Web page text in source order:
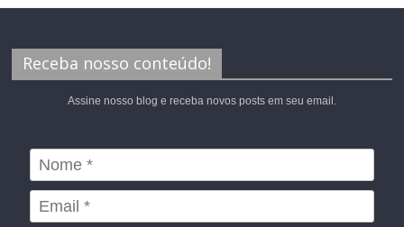
Receba nosso conteúdo!
Assine nosso blog e receba novos posts em seu email.